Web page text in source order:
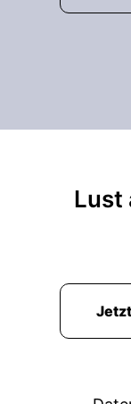
00:01:26:
genau
00:01:37:
offiziellen
Lust